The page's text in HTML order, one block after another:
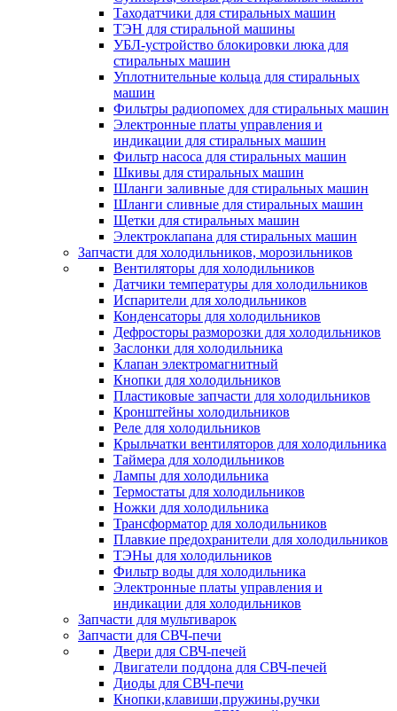
Таходатчики для стиральных машин
ТЭН для стиральной машины
УБЛ-устройство блокировки люка для
стиральных машин
Уплотнительные кольца для стиральных
машин
Фильтры радиопомех для стиральных машин
Электронные платы управления и
индикации для стиральных машин
Фильтр насоса для стиральных машин
Шкивы для стиральных машин
Шланги заливные для стиральных машин
Шланги сливные для стиральных машин
Щетки для стиральных машин
Электроклапана для стиральных машин
Запчасти для холодильников, морозильников
Вентиляторы для холодильников
Датчики температуры для холодильников
Испарители для холодильников
Конденсаторы для холодильников
Дефросторы разморозки для холодильников
Заслонки для холодильника
Клапан электромагнитный
Кнопки для холодильников
Пластиковые запчасти для холодильников
Кронштейны холодильников
Реле для холодильников
Крыльчатки вентиляторов для холодильника
Таймера для холодильников
Лампы для холодильника
Термостаты для холодильников
Ножки для холодильника
Трансформатор для холодильников
Плавкие предохранители для холодильников
ТЭНы для холодильников
Фильтр воды для холодильника
Электронные платы управления и
индикации для холодильников
Запчасти для мультиварок
Запчасти для СВЧ-печи
Двери для СВЧ-печей
Двигатели поддона для СВЧ-печей
Диоды для СВЧ-печи
Кнопки,клавиши,пружины,ручки